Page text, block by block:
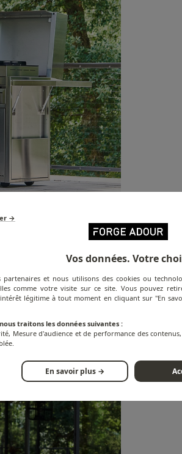
→
Vos données. Votre
partenaires et nous utilisons des cookies ou
comme votre visite sur ce site. Vous pouvez
légitime à tout moment en cliquant sur "En
traitons les données suivantes :
Mesure d'audience et de performance des
En savoir plus →